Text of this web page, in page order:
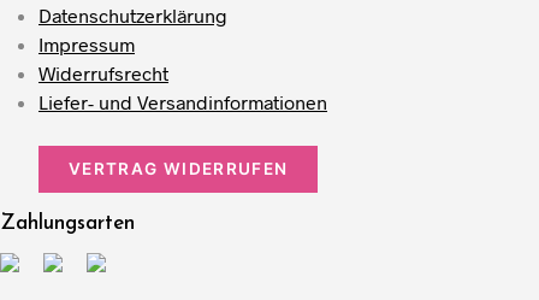
Datenschutzerklärung
Impressum
Widerrufsrecht
Liefer- und Versandinformationen
VERTRAG WIDERRUFEN
Zahlungsarten